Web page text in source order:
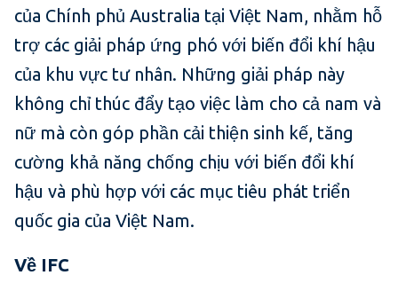
của Chính phủ Australia tại Việt Nam, nhằm hỗ
trợ các giải pháp ứng phó với biến đổi khí hậu
của khu vực tư nhân. Những giải pháp này
không chỉ thúc đẩy tạo việc làm cho cả nam và
nữ mà còn góp phần cải thiện sinh kế, tăng
cường khả năng chống chịu với biến đổi khí
hậu và phù hợp với các mục tiêu phát triển
quốc gia của Việt Nam.
Về IFC